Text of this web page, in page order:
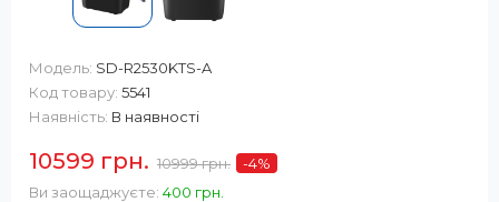
Модель: SD-R2530KTS-A
Код товару: 5541
Наявність: В наявності
10599 грн. 10999 грн. -4%
Ви заощаджуєте: 400 грн.